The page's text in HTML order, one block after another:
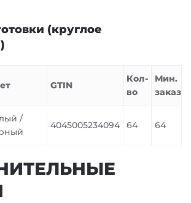
(круглое
GTIN
Кол-
во
Мин.
заказ
/
4045005234094 64 64